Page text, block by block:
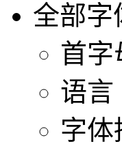
全部字
首字
语言
字体